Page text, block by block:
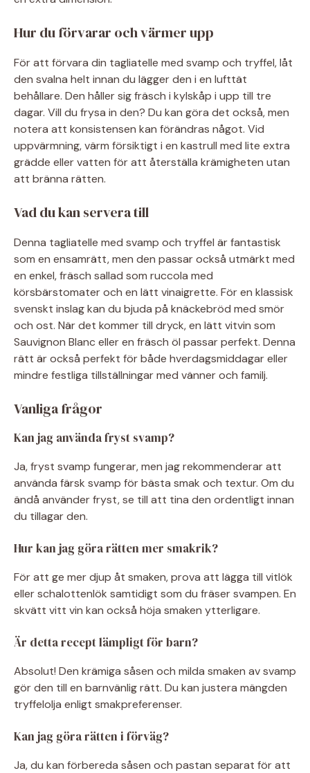
Hur du förvarar och värmer upp
För att förvara din tagliatelle med svamp och tryffel, låt
den svalna helt innan du lägger den i en lufttät
behållare. Den håller sig fräsch i kylskåp i upp till tre
dagar. Vill du frysa in den? Du kan göra det också, men
notera att konsistensen kan förändras något. Vid
uppvärmning, värm försiktigt i en kastrull med lite extra
grädde eller vatten för att återställa krämigheten utan
att bränna rätten.
Vad du kan servera till
Denna tagliatelle med svamp och tryffel är fantastisk
som en ensamrätt, men den passar också utmärkt med
en enkel, fräsch sallad som ruccola med
körsbärstomater och en lätt vinaigrette. För en klassisk
svenskt inslag kan du bjuda på knäckebröd med smör
och ost. När det kommer till dryck, en lätt vitvin som
Sauvignon Blanc eller en fräsch öl passar perfekt. Denna
rätt är också perfekt för både hverdagsmiddagar eller
mindre festliga tillställningar med vänner och familj.
Vanliga frågor
Kan jag använda fryst svamp?
Ja, fryst svamp fungerar, men jag rekommenderar att
använda färsk svamp för bästa smak och textur. Om du
ändå använder fryst, se till att tina den ordentligt innan
du tillagar den.
Hur kan jag göra rätten mer smakrik?
För att ge mer djup åt smaken, prova att lägga till vitlök
eller schalottenlök samtidigt som du fräser svampen. En
skvätt vitt vin kan också höja smaken ytterligare.
Är detta recept lämpligt för barn?
Absolut! Den krämiga såsen och milda smaken av svamp
gör den till en barnvänlig rätt. Du kan justera mängden
tryffelolja enligt smakpreferenser.
Kan jag göra rätten i förväg?
Ja, du kan förbereda såsen och pastan separat för att